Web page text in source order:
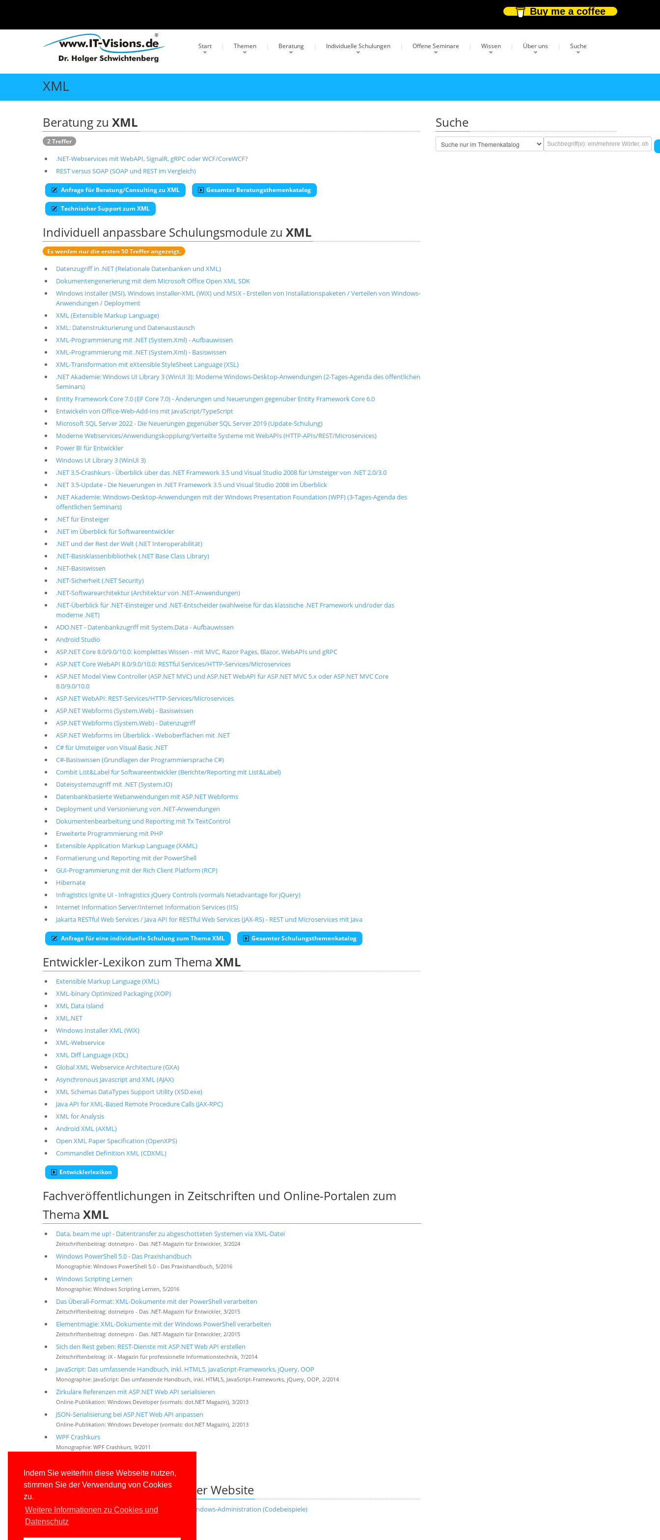
Indem Sie weiterhin diese Webseite nutzen,
stimmen Sie der Verwendung von Cookies
zu.
Weitere Informationen zu Cookies und
Datenschutz
Buy me a coffee
Start Themen Beratung Individuelle Schulungen Offene Seminare Wissen Über uns Suche
XML
Beratung zu XML
2 Treffer
.NET-Webservices mit WebAPI, SignalR, gRPC oder WCF/CoreWCF?
REST versus SOAP (SOAP und REST im Vergleich)
Anfrage für Beratung/Consulting zu XML Gesamter Beratungsthemenkatalog
Technischer Support zum XML
Individuell anpassbare Schulungsmodule zu XML
Es werden nur die ersten 50 Treffer angezeigt.
Datenzugriff in .NET (Relationale Datenbanken und XML)
Dokumentengenerierung mit dem Microsoft Office Open XML SDK
Windows Installer (MSI), Windows Installer-XML (WiX) und MSIX - Erstellen von Installationspaketen / Verteilen von Windows-
Anwendungen / Deployment
XML (Extensible Markup Language)
XML: Datenstrukturierung und Datenaustausch
XML-Programmierung mit .NET (System.Xml) - Aufbauwissen
XML-Programmierung mit .NET (System.Xml) - Basiswissen
XML-Transformation mit eXtensible StyleSheet Language (XSL)
.NET Akademie: Windows UI Library 3 (WinUI 3): Moderne Windows-Desktop-Anwendungen (2-Tages-Agenda des öffentlichen
Seminars)
Entity Framework Core 7.0 (EF Core 7.0) - Änderungen und Neuerungen gegenüber Entity Framework Core 6.0
Entwickeln von Office-Web-Add-Ins mit JavaScript/TypeScript
Microsoft SQL Server 2022 - Die Neuerungen gegenüber SQL Server 2019 (Update-Schulung)
Moderne Webservices/Anwendungskopplung/Verteilte Systeme mit WebAPIs (HTTP-APIs/REST/Microservices)
Power BI für Entwickler
Windows UI Library 3 (WinUI 3)
.NET 3.5-Crashkurs - Überblick über das .NET Framework 3.5 und Visual Studio 2008 für Umsteiger von .NET 2.0/3.0
.NET 3.5-Update - Die Neuerungen in .NET Framework 3.5 und Visual Studio 2008 im Überblick
.NET Akademie: Windows-Desktop-Anwendungen mit der Windows Presentation Foundation (WPF) (3-Tages-Agenda des
öffentlichen Seminars)
.NET für Einsteiger
.NET im Überblick für Softwareentwickler
.NET und der Rest der Welt (.NET Interoperabilität)
.NET-Basisklassenbibliothek (.NET Base Class Library)
.NET-Basiswissen
.NET-Sicherheit (.NET Security)
.NET-Softwarearchitektur (Architektur von .NET-Anwendungen)
.NET-Überblick für .NET-Einsteiger und .NET-Entscheider (wahlweise für das klassische .NET Framework und/oder das
moderne .NET)
ADO.NET - Datenbankzugriff mit System.Data - Aufbauwissen
Android Studio
ASP.NET Core 8.0/9.0/10.0: komplettes Wissen - mit MVC, Razor Pages, Blazor, WebAPIs und gRPC
ASP.NET Core WebAPI 8.0/9.0/10.0: RESTful Services/HTTP-Services/Microservices
ASP.NET Model View Controller (ASP.NET MVC) und ASP.NET WebAPI für ASP.NET MVC 5.x oder ASP.NET MVC Core
8.0/9.0/10.0
ASP.NET WebAPI: REST-Services/HTTP-Services/Microservices
ASP.NET Webforms (System.Web) - Basiswissen
ASP.NET Webforms (System.Web) - Datenzugriff
ASP.NET Webforms im Überblick - Weboberflächen mit .NET
C# für Umsteiger von Visual Basic .NET
C#-Basiswissen (Grundlagen der Programmiersprache C#)
Combit List&Label für Softwareentwickler (Berichte/Reporting mit List&Label)
Dateisystemzugriff mit .NET (System.IO)
Datenbankbasierte Webanwendungen mit ASP.NET Webforms
Deployment und Versionierung von .NET-Anwendungen
Dokumentenbearbeitung und Reporting mit Tx TextControl
Erweiterte Programmierung mit PHP
Extensible Application Markup Language (XAML)
Formatierung und Reporting mit der PowerShell
GUI-Programmierung mit der Rich Client Platform (RCP)
Hibernate
Infragistics Ignite UI - Infragistics jQuery Controls (vormals Netadvantage for jQuery)
Internet Information Server/Internet Information Services (IIS)
Jakarta RESTful Web Services / Java API for RESTful Web Services (JAX-RS) - REST und Microservices mit Java
Anfrage für eine individuelle Schulung zum Thema XML Gesamter Schulungsthemenkatalog
Entwickler-Lexikon zum Thema XML
Extensible Markup Language (XML)
XML-binary Optimized Packaging (XOP)
XML Data Island
XML.NET
Windows Installer XML (WiX)
XML-Webservice
XML Diff Language (XDL)
Global XML Webservice Architecture (GXA)
Asynchronous Javascript and XML (AJAX)
XML Schemas DataTypes Support Utility (XSD.exe)
Java API for XML-Based Remote Procedure Calls (JAX-RPC)
XML for Analysis
Android XML (AXML)
Open XML Paper Specification (OpenXPS)
Commandlet Definition XML (CDXML)
Entwicklerlexikon
Fachveröffentlichungen in Zeitschriften und Online-Portalen zum
Thema XML
Data, beam me up! - Datentransfer zu abgeschotteten Systemen via XML-Datei
Zeitschriftenbeitrag: dotnetpro - Das .NET-Magazin für Entwickler, 3/2024
Windows PowerShell 5.0 - Das Praxishandbuch
Monographie: Windows PowerShell 5.0 - Das Praxishandbuch, 5/2016
Windows Scripting Lernen
Monographie: Windows Scripting Lernen, 5/2016
Das Überall-Format: XML-Dokumente mit der PowerShell verarbeiten
Zeitschriftenbeitrag: dotnetpro - Das .NET-Magazin für Entwickler, 3/2015
Elementmagie: XML-Dokumente mit der Windows PowerShell verarbeiten
Zeitschriftenbeitrag: dotnetpro - Das .NET-Magazin für Entwickler, 2/2015
Sich den Rest geben: REST-Dienste mit ASP.NET Web API erstellen
Zeitschriftenbeitrag: iX - Magazin für professionelle Informationstechnik, 7/2014
JavaScript: Das umfassende Handbuch, inkl. HTML5, JavaScript-Frameworks, jQuery, OOP
Monographie: JavaScript: Das umfassende Handbuch, inkl. HTML5, JavaScript-Frameworks, jQuery, OOP, 2/2014
Zirkuläre Referenzen mit ASP.NET Web API serialisieren
Online-Publikation: Windows Developer (vormals: dot.NET Magazin), 3/2013
JSON-Serialisierung bei ASP.NET Web API anpassen
Online-Publikation: Windows Developer (vormals: dot.NET Magazin), 2/2013
WPF Crashkurs
Monographie: WPF Crashkurs, 9/2011
Weitere Ressourcen auf dieser Website
Skriptbibliothek mit über 200 Skripten für die Windows-Administration (Codebeispiele)
Suche